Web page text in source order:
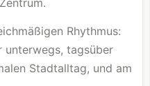
Rhythmus:
unterwegs, tagsüber
Stadtalltag, und am